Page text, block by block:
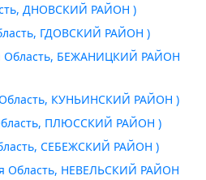
ДНОВСКИЙ РАЙОН )
ГДОВСКИЙ РАЙОН )
Область, БЕЖАНИЦКИЙ РАЙОН
Область, КУНЬИНСКИЙ РАЙОН )
ПЛЮССКИЙ РАЙОН )
СЕБЕЖСКИЙ РАЙОН )
Область, НЕВЕЛЬСКИЙ РАЙОН